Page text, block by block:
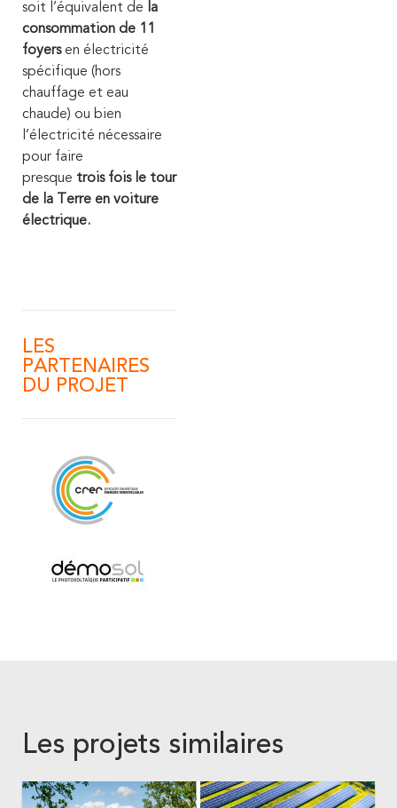
soit l’équivalent de la
consommation de 11
foyersen électricité
spécifique (hors
chauffage et eau
chaude) ou bien
l’électricité nécessaire
pour faire
presque trois fois le tour
de la Terre en voiture
électrique.
LES
PARTENAIRES
DU PROJET
Les projets similaires